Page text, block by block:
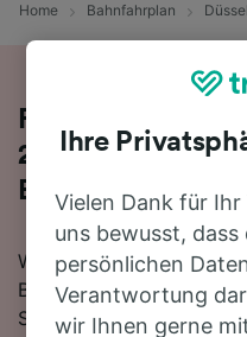
Home Bahnfahrplan
Reisen Sie mit
22 Minuten von
Bremerhaven
Wenn Sie mehr über die
Bremerhaven mit dem
Sie nicht länger!
Ihre
Vielen Dank für
uns bewusst,
persönlichen
Verantwortung
wir Ihnen gerne